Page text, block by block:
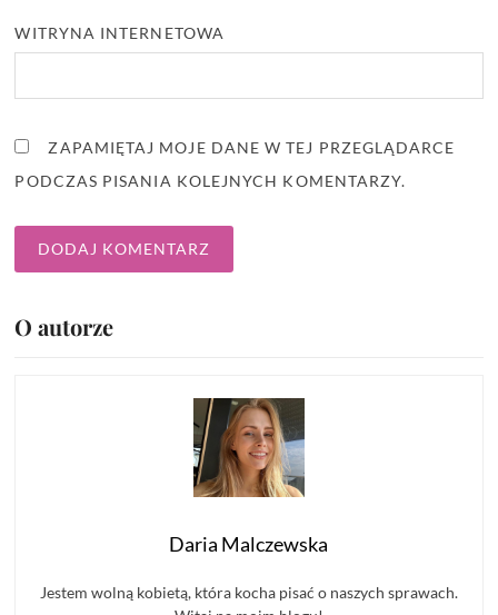
WITRYNA INTERNETOWA
ZAPAMIĘTAJ MOJE DANE W TEJ PRZEGLĄDARCE
PODCZAS PISANIA KOLEJNYCH KOMENTARZY.
O autorze
Daria Malczewska
Jestem wolną kobietą, która kocha pisać o naszych sprawach.